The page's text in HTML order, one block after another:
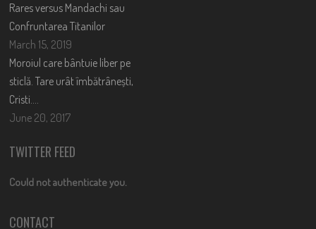
Rares versus Mandachi sau
Confruntarea Titanilor
March 15, 2019
Moroiul care bântuie liber pe
sticlă. Tare urât îmbătrânești,
Cristi….
June 20, 2017
TWITTER FEED
Could not authenticate you.
CONTACT